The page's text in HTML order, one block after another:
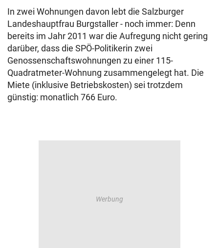
In zwei Wohnungen davon lebt die Salzburger
Landeshauptfrau Burgstaller - noch immer: Denn
bereits im Jahr 2011 war die Aufregung nicht gering
darüber, dass die SPÖ-Politikerin zwei
Genossenschaftswohnungen zu einer 115-
Quadratmeter-Wohnung zusammengelegt hat. Die
Miete (inklusive Betriebskosten) sei trotzdem
günstig: monatlich 766 Euro.